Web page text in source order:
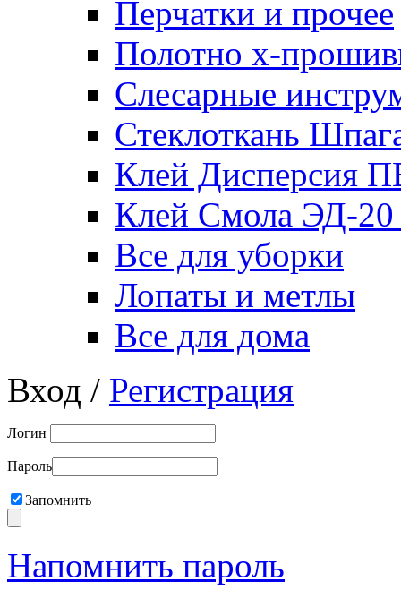
Перчатки и прочее
Полотно х-
Слесарные
Стеклоткань
Клей Дисперсия
Клей Смола ЭД-20
Все для уборки
Лопаты и метлы
Все для дома
Вход / Регистрация
Логин
Пароль
Запомнить
Напомнить пароль